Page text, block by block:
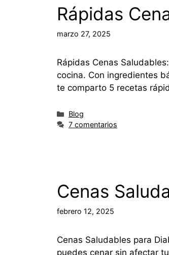
Rápidas
marzo 27, 2025
Rápidas Cenas
cocina. Con ingredientes
te comparto 5 recetas
Blog
7 comentarios
Cenas
febrero 12, 2025
Cenas Saludables para
puedes cenar sin afectar